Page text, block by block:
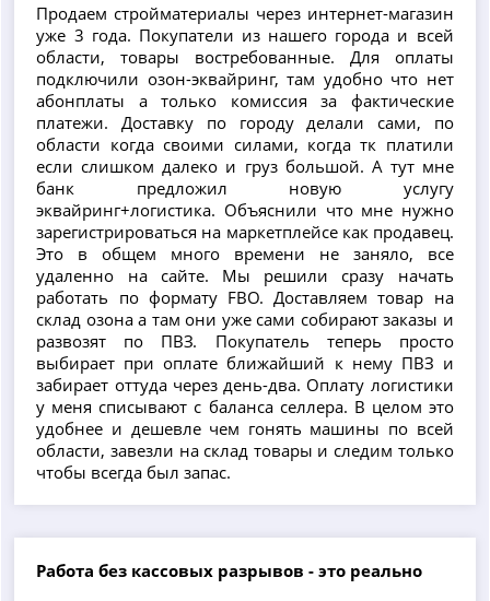
Продаем стройматериалы через интернет-магазин
уже 3 года. Покупатели из нашего города и всей
области, товары востребованные. Для оплаты
подключили озон-эквайринг, там удобно что нет
абонплаты а только комиссия за фактические
платежи. Доставку по городу делали сами, по
области когда своими силами, когда тк платили
если слишком далеко и груз большой. А тут мне
банк предложил новую услугу
эквайринг+логистика. Объяснили что мне нужно
зарегистрироваться на маркетплейсе как продавец.
Это в общем много времени не заняло, все
удаленно на сайте. Мы решили сразу начать
работать по формату FBO. Доставляем товар на
склад озона а там они уже сами собирают заказы и
развозят по ПВЗ. Покупатель теперь просто
выбирает при оплате ближайший к нему ПВЗ и
забирает оттуда через день-два. Оплату логистики
у меня списывают с баланса селлера. В целом это
удобнее и дешевле чем гонять машины по всей
области, завезли на склад товары и следим только
чтобы всегда был запас.
Работа без кассовых разрывов - это реально